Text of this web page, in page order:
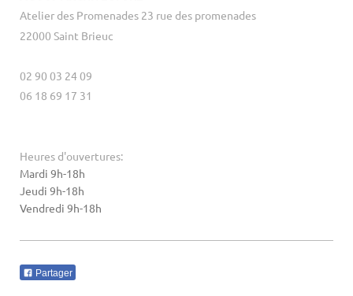
Atelier des Promenades 23 rue des promenades
22000 Saint Brieuc
02 90 03 24 09
06 18 69 17 31
Heures d'ouvertures:
Mardi 9h-18h
Jeudi 9h-18h
Vendredi 9h-18h
Partager